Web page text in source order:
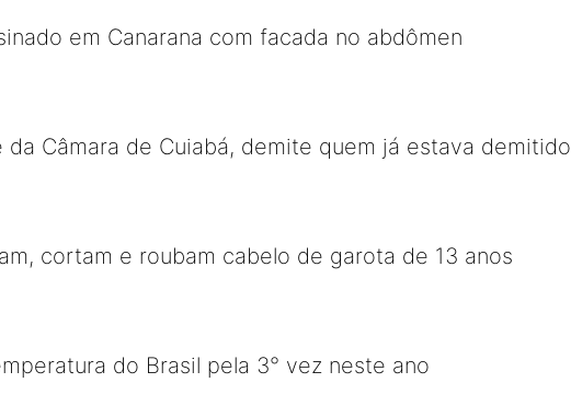
em Canarana com facada no abdômen
Câmara de Cuiabá, demite quem já estava demitido
cortam e roubam cabelo de garota de 13 anos
do Brasil pela 3° vez neste ano